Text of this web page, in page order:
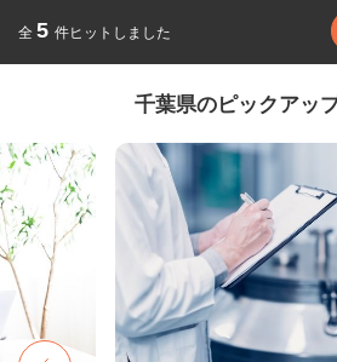
全 5 件ヒットしました
千葉県のピックアッ